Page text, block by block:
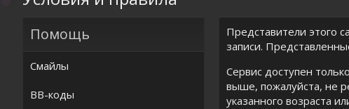
Помощь
Смайлы
BB-коды
Представители этого
записи.
Сервис доступен
выше, пожалуйста, не
указанного возраста